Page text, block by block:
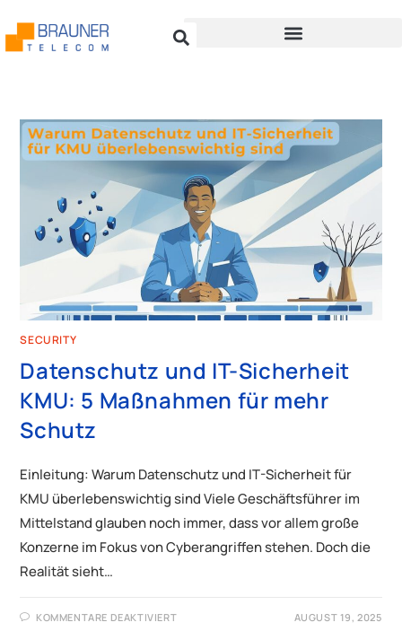
SECURITY
Datenschutz und IT-Sicherheit
KMU: 5 Maßnahmen für mehr
Schutz
Einleitung: Warum Datenschutz und IT-Sicherheit für
KMU überlebenswichtig sind Viele Geschäftsführer im
Mittelstand glauben noch immer, dass vor allem große
Konzerne im Fokus von Cyberangriffen stehen. Doch die
Realität sieht…
KOMMENTARE DEAKTIVIERT AUGUST 19, 2025